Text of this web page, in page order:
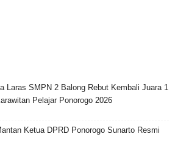
Laras SMPN 2 Balong Rebut Kembali Juara 1
Pelajar Ponorogo 2026
Ketua DPRD Ponorogo Sunarto Resmi